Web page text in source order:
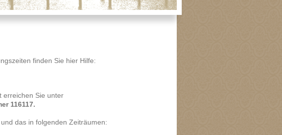
finden Sie hier Hilfe:
erreichen Sie unter
116117.
das in folgenden Zeiträumen: